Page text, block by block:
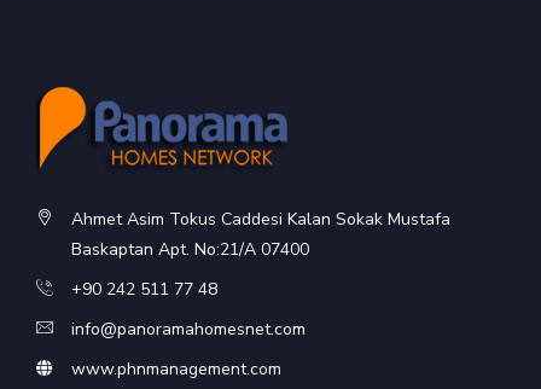
Ahmet Asim Tokus Caddesi Kalan Sokak Mustafa
Baskaptan Apt. No:21/A 07400
+90 242 511 77 48
info@panoramahomesnet.com
www.phnmanagement.com